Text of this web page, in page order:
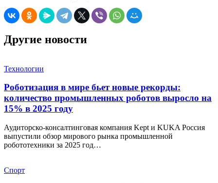
Другие новости
Технологии
Роботизация в мире бьет новые рекорды:
количество промышленных роботов выросло на
15% в 2025 году
Аудиторско-консалтинговая компания Kept и KUKA Россия
выпустили обзор мирового рынка промышленной
робототехники за 2025 год…
Спорт